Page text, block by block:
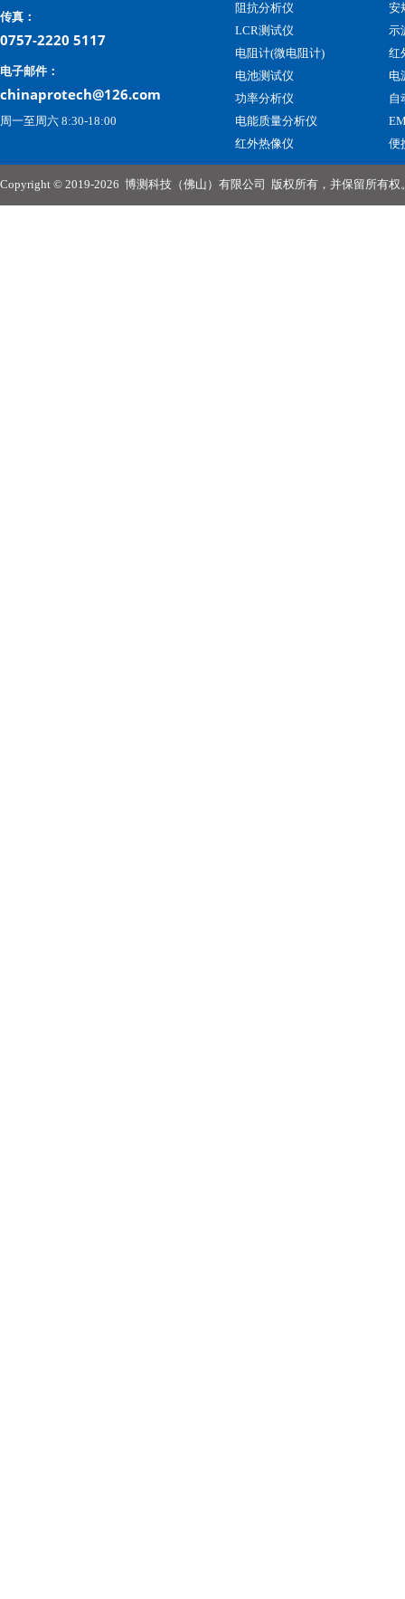
传真：
0757-2220 5117
电子邮件：
chinaprotech@126.com
周一至周六 8:30-18:00
阻抗分析仪
LCR测试仪
电阻计(微电阻计)
电池测试仪
功率分析仪
电能质量分析仪
红外热像仪
安
示
红
电
自
便
Copyright © 2019-2026 博测科技（佛山）有限公司 版权所有，并保留所有